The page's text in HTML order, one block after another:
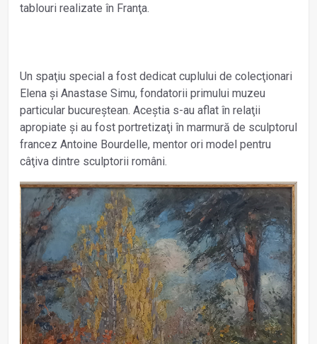
tablouri realizate în Franţa.
Un spaţiu special a fost dedicat cuplului de colecţionari
Elena și Anastase Simu, fondatorii primului muzeu
particular bucureștean. Aceștia s-au aflat în relaţii
apropiate și au fost portretizaţi în marmură de sculptorul
francez Antoine Bourdelle, mentor ori model pentru
câţiva dintre sculptorii români.